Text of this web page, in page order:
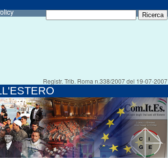
Registr. Trib. Roma n.338/2007 del 19-07-2007